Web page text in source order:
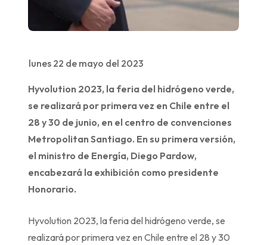
lunes 22 de mayo del 2023
Hyvolution 2023, la feria del hidrógeno verde,
se realizará por primera vez en Chile entre el
28 y 30 de junio, en el centro de convenciones
Metropolitan Santiago. En su primera versión,
el ministro de Energía, Diego Pardow,
encabezará la exhibición como presidente
Honorario.
Hyvolution 2023, la feria del hidrógeno verde, se
realizará por primera vez en Chile entre el 28 y 30